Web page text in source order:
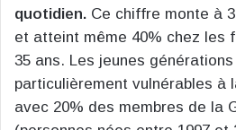
quotidien. Ce chiffre monte à
et atteint même 40% chez les
35 ans. Les jeunes
particulièrement vulnérables à
avec 20% des membres de la